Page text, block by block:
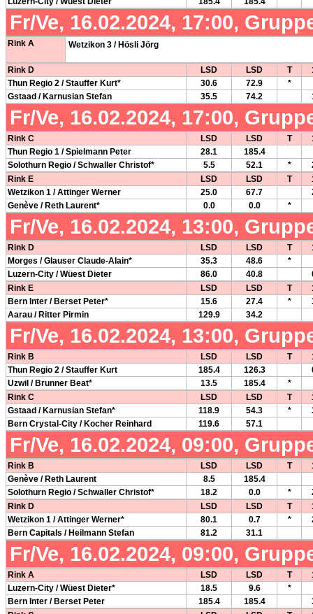
Fr/Ve, 16.02.2024, 17:00,
Rink A Wetzikon 3 / Hösli Jörg
Rink D LSD LSD T
Thun Regio 2 / Stauffer Kurt*
30.6 72.9
*
Gstaad / Karnusian Stefan
35.5 74.2
Fr/Ve, 16.02.2024, 17:00,
Rink C LSD LSD T
Thun Regio 1 / Spielmann Peter
28.1
185.4
Solothurn Regio / Schwaller Christof*
5.5 52.1 *
Rink E
LSD LSD T
Wetzikon 1 / Attinger Werner
25.0 67.7
Genève / Reth Laurent*
0.0 0.0 *
Fr/Ve, 16.02.2024, 13:00,
Rink D LSD LSD T
Morges / Glauser Claude-Alain*
35.3 48.6
*
Luzern-City / Wüest Dieter
86.0 40.8
Rink E
LSD LSD T
Bern Inter / Berset Peter*
15.6 27.4 *
Aarau / Ritter Pirmin
129.9 34.2
Fr/Ve, 16.02.2024, 13:00,
Rink B LSD LSD T
Thun Regio 2 / Stauffer Kurt
185.4 126.3
Uzwil / Brunner Beat*
13.5 185.4
*
Rink C
LSD LSD T
Gstaad / Karnusian Stefan*
118.9 54.3 *
Bern Crystal-City / Kocher Reinhard
119.6 57.1
Fr/Ve, 16.02.2024, 09:00,
Rink B LSD LSD T
Genève / Reth Laurent
8.5
185.4
Solothurn Regio / Schwaller Christof*
18.2 0.0 *
Rink D
LSD LSD T
Wetzikon 1 / Attinger Werner*
80.1 0.7 *
Bern Capitals / Heilmann Stefan
81.2 31.1
Fr/Ve, 16.02.2024, 09:00,
Rink A LSD LSD T
Luzern-City / Wüest Dieter*
18.5 9.6
*
Bern Inter / Berset Peter
185.4 185.4